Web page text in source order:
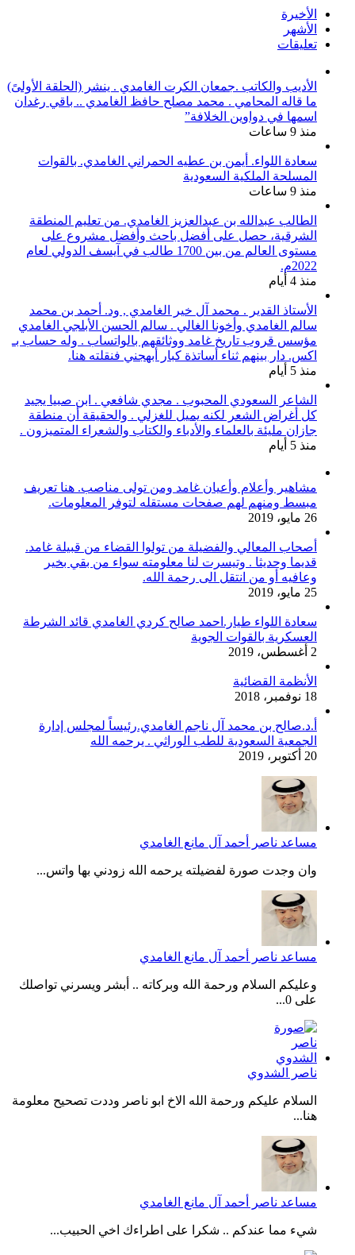
الأخيرة
الأشهر
تعليقات
الأديب والكاتب .جمعان الكرت الغامدي . ينشر (الحلقة الأولىً)
ما قاله المحامي . محمد مصلح حافظ الغامدي .. باقي رغدان
اسمها في دواوين الخلافة”
منذ 9 ساعات
سعادة اللواء. أيمن بن عطيه الحمراني الغامدي. بالقوات
المسلحة الملكية السعودية
منذ 9 ساعات
الطالب عبدالله بن عبدالعزيز الغامدي. من تعليم المنطقة
الشرقية، حصل على أفضل باحث وأفضل مشروع على
مستوى العالم من بين 1700 طالب في آيسف الدولي لعام
2022م.
منذ 4 أيام
الأستاذ القدير . محمد آل خير الغامدي , ود. أحمد بن محمد
سالم الغامدي وأخونا الغالي . سالم الحسن الأبلجي الغامدي
مؤسس قروب تاريخ غامد ووثائقهم بالواتساب . وله حساب بـ
اكس. دار بينهم ثناء أساتذة كبار أبهجني فنقلته هنا.
منذ 5 أيام
الشاعر السعودي المحبوب . مجدي شافعي . ابن صبيا يجيد
كل أغراض الشعر لكنه يميل للغزلي . والحقيقة أن منطقة
جازان مليئة بالعلماء والأدباء والكتاب والشعراء المتميزون .
منذ 5 أيام
مشاهير وأعلام وأعيان غامد ومن تولى مناصب. هنا تعريف
مبسط ومنهم لهم صفحات مستقله لتوفر المعلومات.
26 مايو، 2019
أصحاب المعالي والفضيلة من تولوا القضاء من قبيلة غامد.
قديما وحديثا . وتيسرت لنا معلومته سواء من بقي بخير
وعافيه أو من انتقل الى رحمة الله.
25 مايو، 2019
سعادة اللواء طيار.احمد صالح كردي الغامدي قائد الشرطة
العسكرية بالقوات الجوية
2 أغسطس، 2019
الأنظمة القضائية
18 نوفمبر، 2018
أ.د.صالح بن محمد آل ناجم الغامدي.رئيساً لمجلس إدارة
الجمعية السعودية للطب الوراثي . يرحمه الله
20 أكتوبر، 2019
مساعد ناصر أحمد آل مانع الغامدي
وان وجدت صورة لفضيلته يرحمه الله زودني بها واتس...
مساعد ناصر أحمد آل مانع الغامدي
وعليكم السلام ورحمة الله وبركاته .. أبشر ويسرني تواصلك
على 0...
ناصر الشدوي
السلام عليكم ورحمة الله الاخ ابو ناصر وددت تصحيح معلومة
هنا...
مساعد ناصر أحمد آل مانع الغامدي
شيء مما عندكم .. شكرا على اطراءك اخي الحبيب...